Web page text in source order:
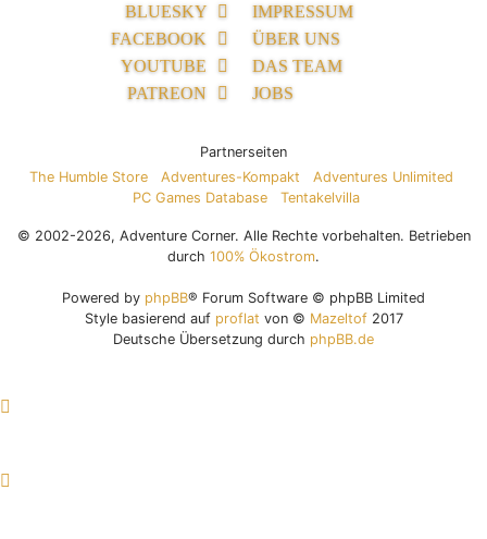
BLUESKY
FACEBOOK
YOUTUBE
PATREON
IMPRESSUM
ÜBER UNS
DAS TEAM
JOBS
Partnerseiten
The Humble Store
Adventures-Kompakt
Adventures Unlimited
PC Games Database
Tentakelvilla
© 2002-2026, Adventure Corner. Alle Rechte vorbehalten. Betrieben
durch 100% Ökostrom.
Powered by phpBB® Forum Software © phpBB Limited
Style basierend auf proflat von © Mazeltof2017
Deutsche Übersetzung durch phpBB.de